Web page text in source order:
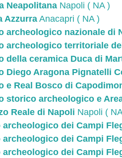
Neapolitana Napoli ( NA )
Azzurra Anacapri ( NA )
archeologico nazionale di
archeologico territoriale
della ceramica Duca di
Diego Aragona Pignatelli
e Real Bosco di
storico archeologico e
Reale di Napoli Napoli (
archeologico dei Campi
archeologico dei Campi
archeologico dei Campi